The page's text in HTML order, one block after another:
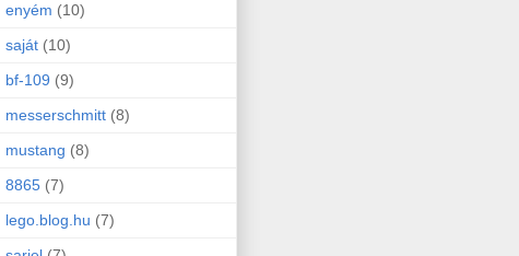
enyém (10)
saját (10)
bf-109 (9)
messerschmitt (8)
mustang (8)
8865 (7)
lego.blog.hu (7)